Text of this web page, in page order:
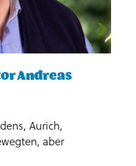
Andreas
Aurich,
aber